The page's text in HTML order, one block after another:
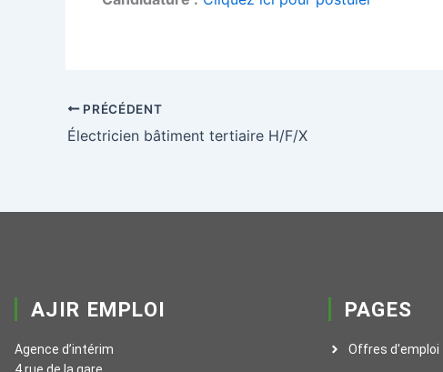
PRÉCÉDENT
Électricien bâtiment tertiaire H/F/X
AJIR EMPLOI
Agence d’intérim
4 rue de la gare
PAGES
Offres d'emploi